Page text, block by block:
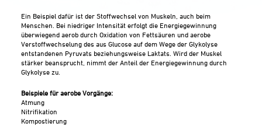
Ein Beispiel dafür ist der Stoffwechsel von Muskeln, auch beim
Menschen. Bei niedriger Intensität erfolgt die Energiegewinnung
überwiegend aerob durch Oxidation von Fettsäuren und aerobe
Verstoffwechselung des aus Glucose auf dem Wege der Glykolyse
entstandenen Pyruvats beziehungsweise Laktats. Wird der Muskel
stärker beansprucht, nimmt der Anteil der Energiegewinnung durch
Glykolyse zu.
Beispiele für aerobe Vorgänge:
Atmung
Nitrifikation
Kompostierung